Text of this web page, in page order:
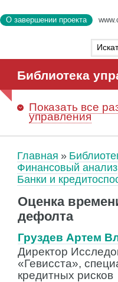
О завершении проекта
Библиотека
Показать все
управления
Главная
Финансовый анализ
Банки и
Оценка
дефолта
Груздев Артем
Директор
«Гевисста»,
кредитных рисков